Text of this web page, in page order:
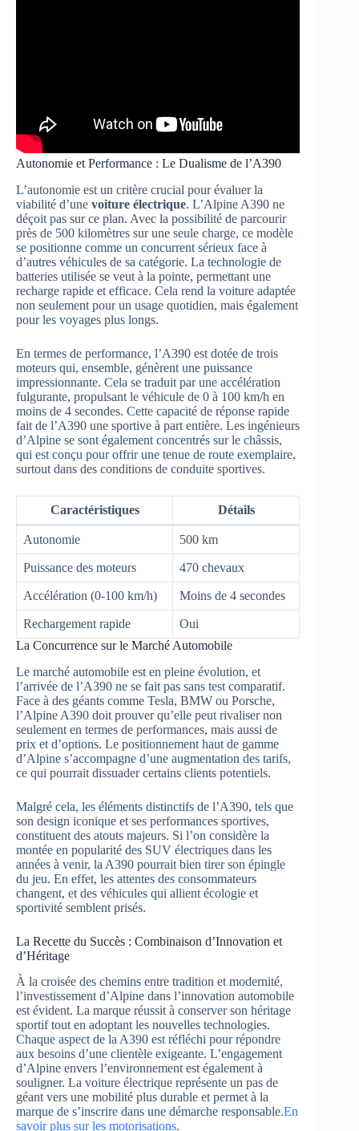
Autonomie et Performance : Le Dualisme de l’A390
L’autonomie est un critère crucial pour évaluer la
viabilité d’une voiture électrique. L’Alpine A390 ne
déçoit pas sur ce plan. Avec la possibilité de parcourir
près de 500 kilomètres sur une seule charge, ce modèle
se positionne comme un concurrent sérieux face à
d’autres véhicules de sa catégorie. La technologie de
batteries utilisée se veut à la pointe, permettant une
recharge rapide et efficace. Cela rend la voiture adaptée
non seulement pour un usage quotidien, mais également
pour les voyages plus longs.
En termes de performance, l’A390 est dotée de trois
moteurs qui, ensemble, génèrent une puissance
impressionnante. Cela se traduit par une accélération
fulgurante, propulsant le véhicule de 0 à 100 km/h en
moins de 4 secondes. Cette capacité de réponse rapide
fait de l’A390 une sportive à part entière. Les ingénieurs
d’Alpine se sont également concentrés sur le châssis,
qui est conçu pour offrir une tenue de route exemplaire,
surtout dans des conditions de conduite sportives.
Caractéristiques Détails
Autonomie 500 km
Puissance des moteurs 470 chevaux
Accélération (0-100 km/h) Moins de 4 secondes
Rechargement rapide
Oui
La Concurrence sur le Marché Automobile
Le marché automobile est en pleine évolution, et
l’arrivée de l’A390 ne se fait pas sans test comparatif.
Face à des géants comme Tesla, BMW ou Porsche,
l’Alpine A390 doit prouver qu’elle peut rivaliser non
seulement en termes de performances, mais aussi de
prix et d’options. Le positionnement haut de gamme
d’Alpine s’accompagne d’une augmentation des tarifs,
ce qui pourrait dissuader certains clients potentiels.
Malgré cela, les éléments distinctifs de l’A390, tels que
son design iconique et ses performances sportives,
constituent des atouts majeurs. Si l’on considère la
montée en popularité des SUV électriques dans les
années à venir, la A390 pourrait bien tirer son épingle
du jeu. En effet, les attentes des consommateurs
changent, et des véhicules qui allient écologie et
sportivité semblent prisés.
La Recette du Succès : Combinaison d’Innovation et
d’Héritage
À la croisée des chemins entre tradition et modernité,
l’investissement d’Alpine dans l’innovation automobile
est évident. La marque réussit à conserver son héritage
sportif tout en adoptant les nouvelles technologies.
Chaque aspect de la A390 est réfléchi pour répondre
aux besoins d’une clientèle exigeante. L’engagement
d’Alpine envers l’environnement est également à
souligner. La voiture électrique représente un pas de
géant vers une mobilité plus durable et permet à la
marque de s’inscrire dans une démarche responsable.En
savoir plus sur les motorisations.